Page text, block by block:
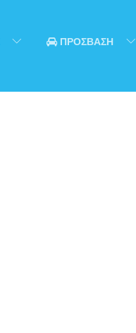
ΠΡΟΣΒΑΣΗ